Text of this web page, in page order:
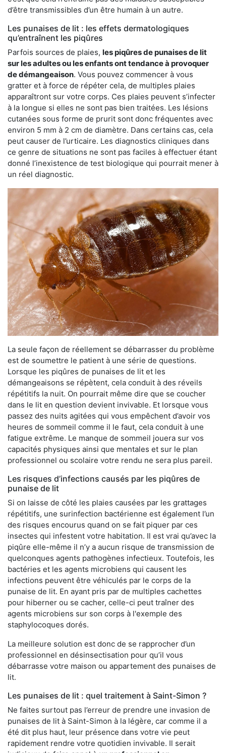
d’être transmissibles d’un être humain à un autre.
Les punaises de lit : les effets dermatologiques
qu’entraînent les piqûres
Parfois sources de plaies, les piqûres de punaises de lit
sur les adultes ou les enfants ont tendance à provoquer
de démangeaison. Vous pouvez commencer à vous
gratter et à force de répéter cela, de multiples plaies
apparaîtront sur votre corps. Ces plaies peuvent s’infecter
à la longue si elles ne sont pas bien traitées. Les lésions
cutanées sous forme de prurit sont donc fréquentes avec
environ 5 mm à 2 cm de diamètre. Dans certains cas, cela
peut causer de l’urticaire. Les diagnostics cliniques dans
ce genre de situations ne sont pas faciles à effectuer étant
donné l’inexistence de test biologique qui pourrait mener à
un réel diagnostic.
La seule façon de réellement se débarrasser du problème
est de soumettre le patient à une série de questions.
Lorsque les piqûres de punaises de lit et les
démangeaisons se répètent, cela conduit à des réveils
répétitifs la nuit. On pourrait même dire que se coucher
dans le lit en question devient invivable. Et lorsque vous
passez des nuits agitées qui vous empêchent d’avoir vos
heures de sommeil comme il le faut, cela conduit à une
fatigue extrême. Le manque de sommeil jouera sur vos
capacités physiques ainsi que mentales et sur le plan
professionnel ou scolaire votre rendu ne sera plus pareil.
Les risques d’infections causés par les piqûres de
punaise de lit
Si on laisse de côté les plaies causées par les grattages
répétitifs, une surinfection bactérienne est également l’un
des risques encourus quand on se fait piquer par ces
insectes qui infestent votre habitation. Il est vrai qu’avec la
piqûre elle-même il n’y a aucun risque de transmission de
quelconques agents pathogènes infectieux. Toutefois, les
bactéries et les agents microbiens qui causent les
infections peuvent être véhiculés par le corps de la
punaise de lit. En ayant pris par de multiples cachettes
pour hiberner ou se cacher, celle-ci peut traîner des
agents microbiens sur son corps à l'exemple des
staphylocoques dorés.
La meilleure solution est donc de se rapprocher d’un
professionnel en désinsectisation pour qu’il vous
débarrasse votre maison ou appartement des punaises de
lit.
Les punaises de lit : quel traitement à Saint-Simon ?
Ne faites surtout pas l’erreur de prendre une invasion de
punaises de lit à Saint-Simon à la légère, car comme il a
été dit plus haut, leur présence dans votre vie peut
rapidement rendre votre quotidien invivable. Il serait